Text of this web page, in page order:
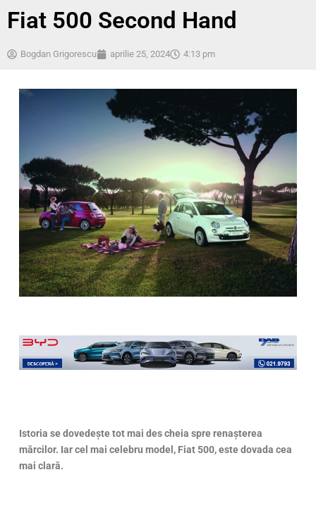
Fiat 500 Second Hand
Bogdan Grigorescu aprilie 25, 2024 4:13 pm
Istoria se dovedește tot mai des cheia spre renașterea
mărcilor. Iar cel mai celebru model, Fiat 500, este dovada cea
mai clară.